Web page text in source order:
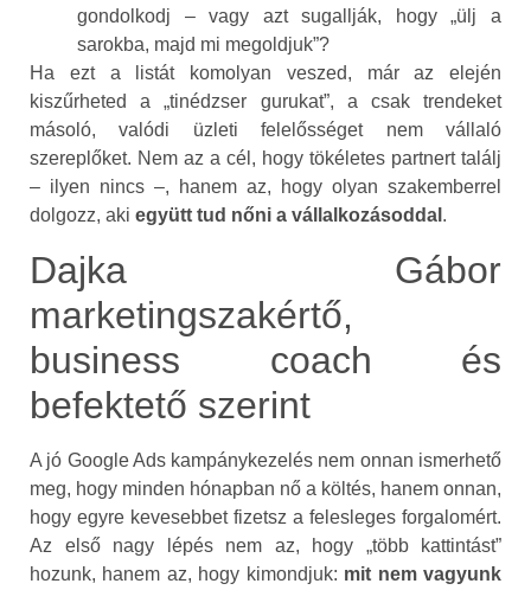
gondolkodj – vagy azt sugallják, hogy „ülj a
sarokba, majd mi megoldjuk”?
Ha ezt a listát komolyan veszed, már az elején
kiszűrheted a „tinédzser gurukat”, a csak trendeket
másoló, valódi üzleti felelősséget nem vállaló
szereplőket. Nem az a cél, hogy tökéletes partnert találj
– ilyen nincs –, hanem az, hogy olyan szakemberrel
dolgozz, aki együtt tud nőni a vállalkozásoddal .
Dajka Gábor
marketingszakértő,
business coach és
befektető szerint
A jó Google Ads kampánykezelés nem onnan ismerhető
meg, hogy minden hónapban nő a költés, hanem onnan,
hogy egyre kevesebbet fizetsz a felesleges forgalomért.
Az első nagy lépés nem az, hogy „több kattintást”
hozunk, hanem az, hogy kimondjuk: mit nem vagyunk